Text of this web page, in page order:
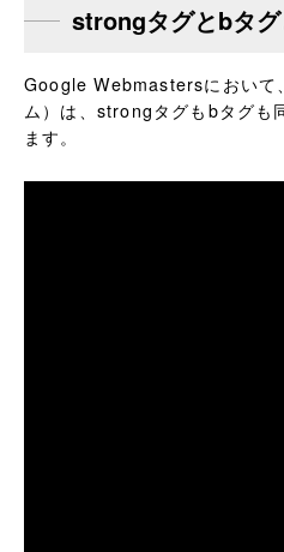
strongタグとbタ
Google Webmastersにおいて
ム）は、strongタグもbタグも
ます。